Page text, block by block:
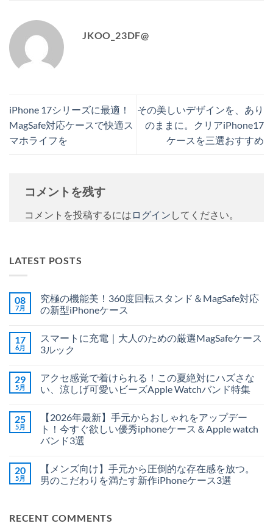
JKOO_23DF@
iPhone 17シリーズに最適！
MagSafe対応ケースで快適ス
マホライフを
その美しいデザインを、あり
のままに。クリアiPhone17
ケースを三選おすすめ
コメントを残す
コメントを投稿するには ログイン してください。
LATEST POSTS
08
7月
究極の機能美！360度回転スタンド＆MagSafe対応
の新型iPhoneケース
の
機
能
度
回
転
ド
＆
MagSafe
型
へ
ン
ト
は
あ
り
ま
17
6月
スマートに充電｜大人のための厳選MagSafeケース
3ルック
ー
ト
に
大
人
の
選
3
ン
ト
は
り
ま
せ
29
5月
アクセ感覚で着けられる！この夏絶対にハズさな
い、涼しげ可愛いビーズApple Watchバンド特集
感
覚
で
る！
対
ト
は
ま
せ
25
5月
【2026年最新】手元からおしゃれをアップデー
ト！今すぐ欲しい優秀iphoneケース＆Apple watch
バンド3選
新】
手
お
し
ト
は
り
ま
20
5月
【メンズ向け】手元から圧倒的な存在感を放つ。
男のこだわりを満たす新作iPhoneケース3選
向
け】
ト
は
RECENT COMMENTS